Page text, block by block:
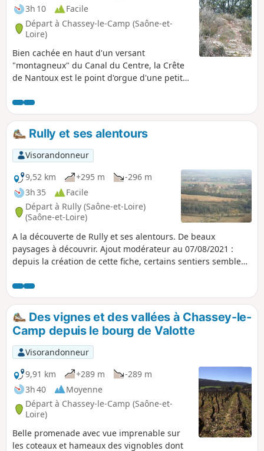
3h 10
Facile
Départ à Chassey-le-Camp (Saône-et-
Loire)
Bien cachée en haut d'un versant
"montagneux" du Canal du Centre, la Crête
de Nantoux est le point d'orgue d'une petite
offrant, au fil du parcours, quelques
superbes vues sur le Mont de Sène et son
Dôme des Trois Croix.
Rully et ses alentours
Visorandonneur
9,52 km
+295 m
-296 m
3h 35
Facile
Départ à Rully (Saône-et-Loire)
(Saône-et-Loire)
A la découverte de Rully et ses alentours. De beaux
paysages à découvrir. Ajout modérateur au 07/08/2021 :
depuis la création de cette fiche, certains sentiers semblent
Des vignes et des vallées à Chassey-le-
Camp depuis le bourg de Valotte
Visorandonneur
9,91 km
+289 m
-289 m
3h 40
Moyenne
Départ à Chassey-le-Camp (Saône-et-
Loire)
Belle promenade avec vue imprenable sur
les coteaux et hameaux des vignobles dont